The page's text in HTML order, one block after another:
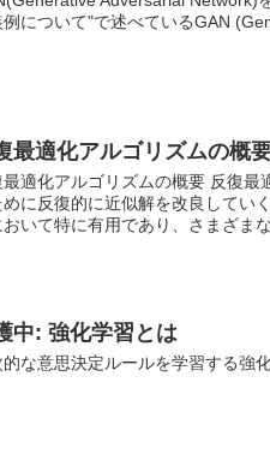
例について"で述べているGAN
最適化アルゴリズムの概
最適化アルゴリズムの概要 反復
めに反復的に近似解を改良してい
おいて特に有用であり、さまざま
中: 強化学習とは
的な意思決定ルールを学習する強